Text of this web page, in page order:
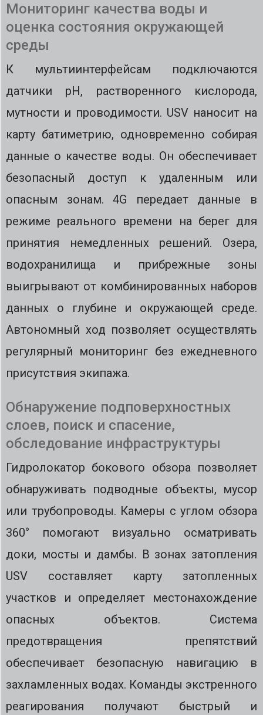
Мониторинг качества воды и
оценка состояния окружающей
среды
К мультиинтерфейсам подключаются
датчики рН, растворенного кислорода,
мутности и проводимости. USV наносит на
карту батиметрию, одновременно собирая
данные о качестве воды. Он обеспечивает
безопасный доступ к удаленным или
опасным зонам. 4G передает данные в
режиме реального времени на берег для
принятия немедленных решений. Озера,
водохранилища и прибрежные зоны
выигрывают от комбинированных наборов
данных о глубине и окружающей среде.
Автономный ход позволяет осуществлять
регулярный мониторинг без ежедневного
присутствия экипажа.
Обнаружение подповерхностных
слоев, поиск и спасение,
обследование инфраструктуры
Гидролокатор бокового обзора позволяет
обнаруживать подводные объекты, мусор
или трубопроводы. Камеры с углом обзора
360° помогают визуально осматривать
доки, мосты и дамбы. В зонах затопления
USV составляет карту затопленных
участков и определяет местонахождение
опасных объектов. Система
предотвращения препятствий
обеспечивает безопасную навигацию в
захламленных водах. Команды экстренного
реагирования получают быстрый и